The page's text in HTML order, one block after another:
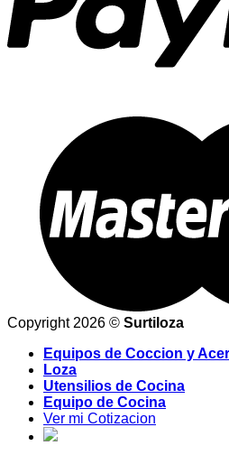
Copyright 2026 © Surtiloza
Equipos de Coccion y
Loza
Utensilios de Cocina
Equipo de Cocina
Ver mi Cotizacion